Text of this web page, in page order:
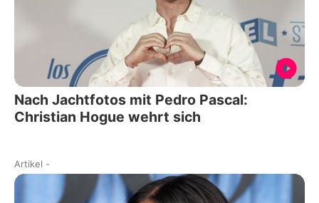
Nach Jachtfotos mit Pedro Pascal:
Christian Hogue wehrt sich
Artikel -